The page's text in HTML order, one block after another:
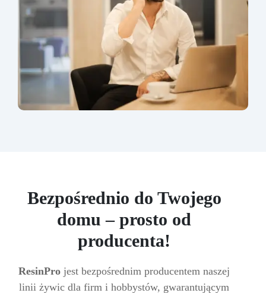
Bezpośrednio do Twojego
domu – prosto od
producenta!
ResinPro jest bezpośrednim producentem naszej
linii żywic dla firm i hobbystów, gwarantującym